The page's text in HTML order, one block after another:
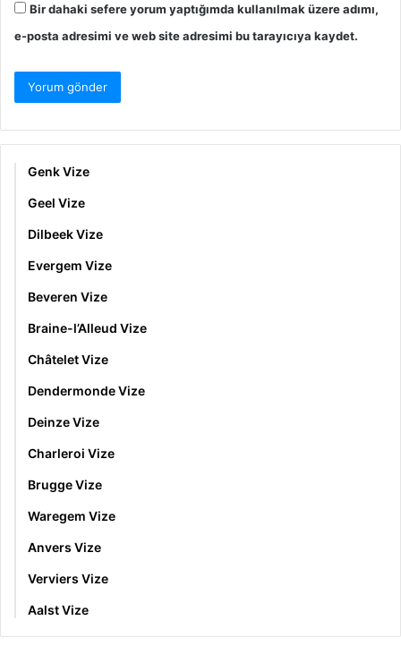
Bir dahaki sefere yorum yaptığımda kullanılmak üzere adımı,
e-posta adresimi ve web site adresimi bu tarayıcıya kaydet.
Genk Vize
Geel Vize
Dilbeek Vize
Evergem Vize
Beveren Vize
Braine-l’Alleud Vize
Châtelet Vize
Dendermonde Vize
Deinze Vize
Charleroi Vize
Brugge Vize
Waregem Vize
Anvers Vize
Verviers Vize
Aalst Vize